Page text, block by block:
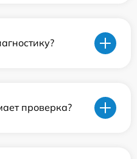
проверка?